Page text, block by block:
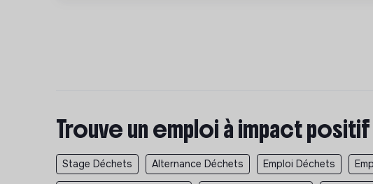
Trouve un emploi à impact
Stage Déchets Alternance Déchets Emploi Déchets